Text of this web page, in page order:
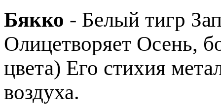
Бякко - Белый тигр
Олицетворяет Осень,
цвета) Его стихия
воздуха.